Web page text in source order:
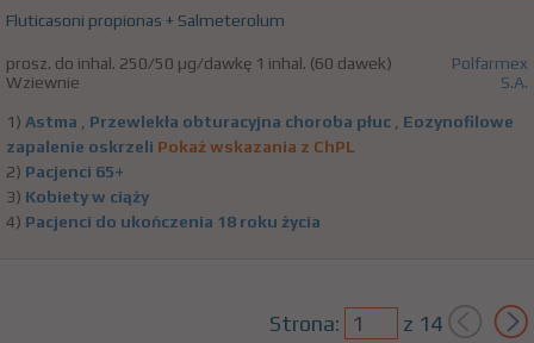
Fluticasoni propionas + Salmeterolum
prosz. do inhal. 250/50 µg/dawkę 1 inhal. (60 dawek)
Wziewnie
Polfarmex
S.A.
1) Astma , Przewlekła obturacyjna choroba płuc , Eozynofilowe
zapalenie oskrzeli Pokaż wskazania z ChPL
2) Pacjenci 65+
3) Kobiety w ciąży
4) Pacjenci do ukończenia 18 roku życia
Strona: z 14